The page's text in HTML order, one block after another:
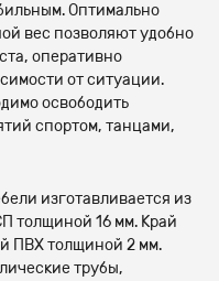
Оптимально
вес позволяют удобно
оперативно
от ситуации.
освободить
спортом, танцами,
изготавливается из
толщиной 16 мм. Край
ПВХ толщиной 2 мм.
трубы,